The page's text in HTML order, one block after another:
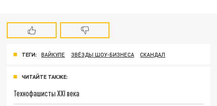
ТЕГИ: ВАЙКУЛЕ ЗВЁЗДЫ ШОУ-БИЗНЕСА СКАНДАЛ
ЧИТАЙТЕ ТАКЖЕ:
Технофашисты XXI века